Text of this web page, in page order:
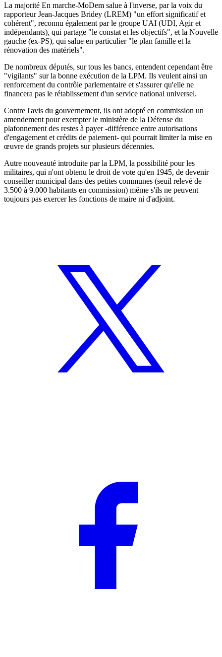
La majorité En marche-MoDem salue à l'inverse, par la voix du
rapporteur Jean-Jacques Bridey (LREM) "un effort significatif et
cohérent", reconnu également par le groupe UAI (UDI, Agir et
indépendants), qui partage "le constat et les objectifs", et la Nouvelle
gauche (ex-PS), qui salue en particulier "le plan famille et la
rénovation des matériels".
De nombreux députés, sur tous les bancs, entendent cependant être
"vigilants" sur la bonne exécution de la LPM. Ils veulent ainsi un
renforcement du contrôle parlementaire et s'assurer qu'elle ne
financera pas le rétablissement d'un service national universel.
Contre l'avis du gouvernement, ils ont adopté en commission un
amendement pour exempter le ministère de la Défense du
plafonnement des restes à payer -différence entre autorisations
d'engagement et crédits de paiement- qui pourrait limiter la mise en
œuvre de grands projets sur plusieurs décennies.
Autre nouveauté introduite par la LPM, la possibilité pour les
militaires, qui n'ont obtenu le droit de vote qu'en 1945, de devenir
conseiller municipal dans des petites communes (seuil relevé de
3.500 à 9.000 habitants en commission) même s'ils ne peuvent
toujours pas exercer les fonctions de maire ni d'adjoint.